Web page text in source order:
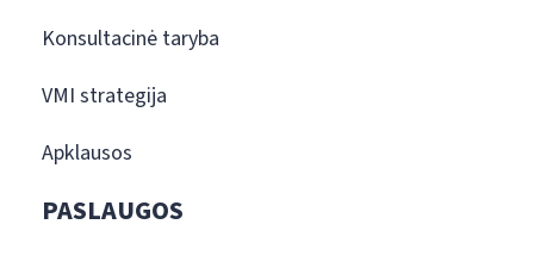
Konsultacinė taryba
VMI strategija
Apklausos
PASLAUGOS